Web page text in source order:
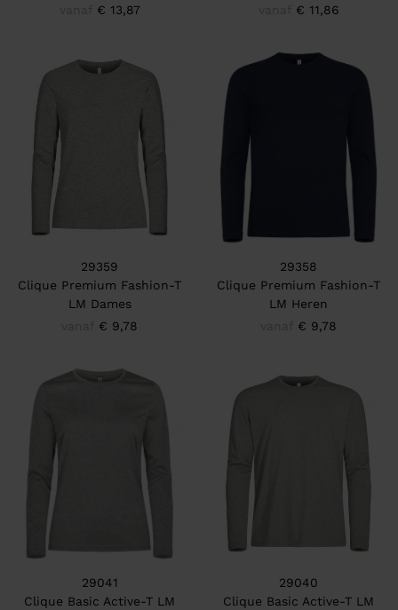
€ 13,87 € 11,86
29359
Clique Premium Fashion-T
LM Dames
€ 9,78
29358
Clique Premium Fashion-T
LM Heren
€ 9,78
29041
Clique Basic Active-T LM
29040
Clique Basic Active-T LM